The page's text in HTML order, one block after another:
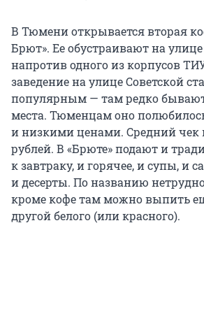
В Тюмени открывается вторая
Брют». Ее обустраивают на
напротив одного из корпусов
заведение на улице Советской
популярным — там редко
места. Тюменцам оно
и низкими ценами. Средний чек
рублей. В «Брюте» подают и
к завтраку, и горячее, и супы, и
и десерты. По названию
кроме кофе там можно выпить
другой белого (или красного).